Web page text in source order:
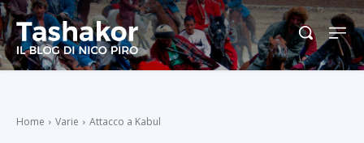
Home Varie Attacco a Kabul